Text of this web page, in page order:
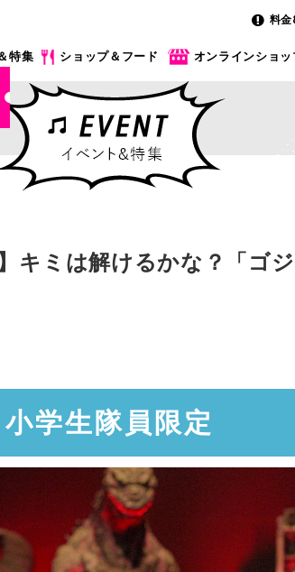
料金
特集 ショップ＆フード オンラインショッ
キミは解けるかな？「ゴ
小学生隊員限定